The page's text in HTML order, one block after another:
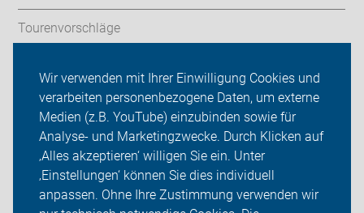
Wir verwenden mit Ihrer Einwilligung Cookies und
verarbeiten personenbezogene Daten, um externe
Medien (z.B. YouTube) einzubinden sowie für
Analyse- und Marketingzwecke. Durch Klicken auf
‚Alles akzeptieren‘ willigen Sie ein. Unter
‚Einstellungen‘ können Sie dies individuell
anpassen. Ohne Ihre Zustimmung verwenden wir
Tourenvorschläge
ADFC Donau-Ries
Sei dabei
Presse
Login